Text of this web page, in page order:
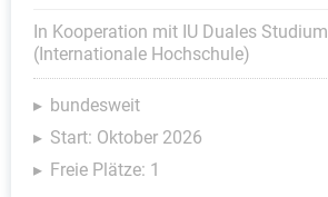
In Kooperation mit IU Duales Studium
(Internationale Hochschule)
bundesweit
Start: Oktober 2026
Freie Plätze: 1